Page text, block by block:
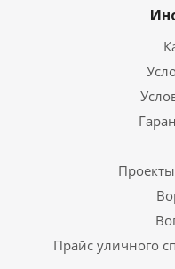
Прайс уличного